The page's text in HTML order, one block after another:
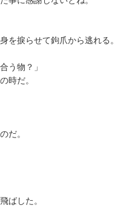
を捩らせて鉤爪から逃れる。
う物？」
時だ。
だ。
ばした。